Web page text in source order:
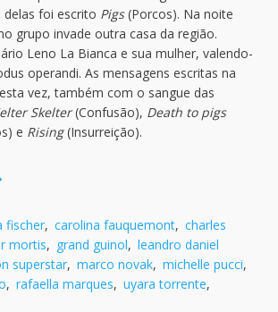
delas foi escrito Pigs(Porcos). Na noite
grupo invade outra casa da região.
Leno La Bianca e sua mulher, valendo-
operandi. As mensagens escritas na
vez, também com o sangue das
Skelter(Confusão), Death to pigs
e Rising(Insurreição).
fischer, carolina fauquemont, charles
mortis, grand guinol, leandro daniel
superstar, marco novak, michelle pucci,
, rafaella marques, uyara torrente,